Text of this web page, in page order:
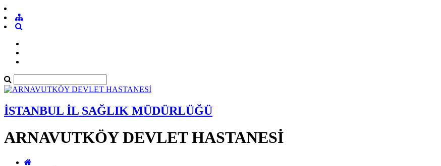
İSTANBUL İL SAĞLIK MÜDÜRLÜĞÜ
ARNAVUTKÖY DEVLET HASTANESİ